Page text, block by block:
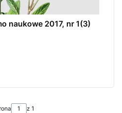
naukowe 2017, nr 1(3)
z 1